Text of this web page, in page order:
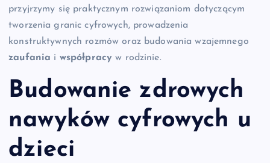
przyjrzymy się praktycznym rozwiązaniom dotyczącym
tworzenia granic cyfrowych, prowadzenia
konstruktywnych rozmów oraz budowania wzajemnego
zaufania i współpracy w rodzinie.
Budowanie zdrowych
nawyków cyfrowych u
dzieci